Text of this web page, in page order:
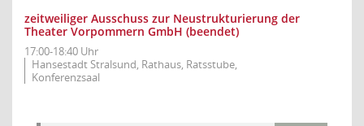
zeitweiliger Ausschuss zur Neustrukturierung der
Theater Vorpommern GmbH (beendet)
17:00-18:40 Uhr
Hansestadt Stralsund, Rathaus, Ratsstube,
Konferenzsaal